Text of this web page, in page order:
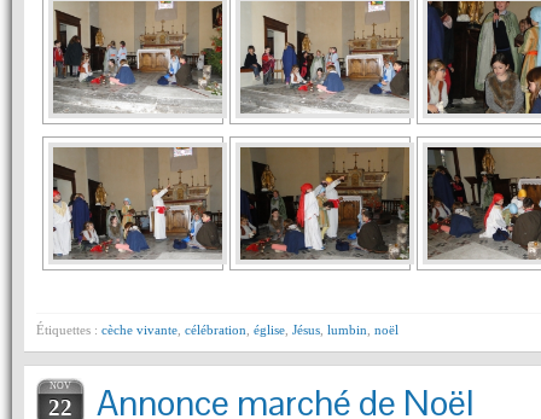
Étiquettes : cèche vivante, célébration, église, Jésus, lumbin, noël
NOV
22 Annonce marché de Noël